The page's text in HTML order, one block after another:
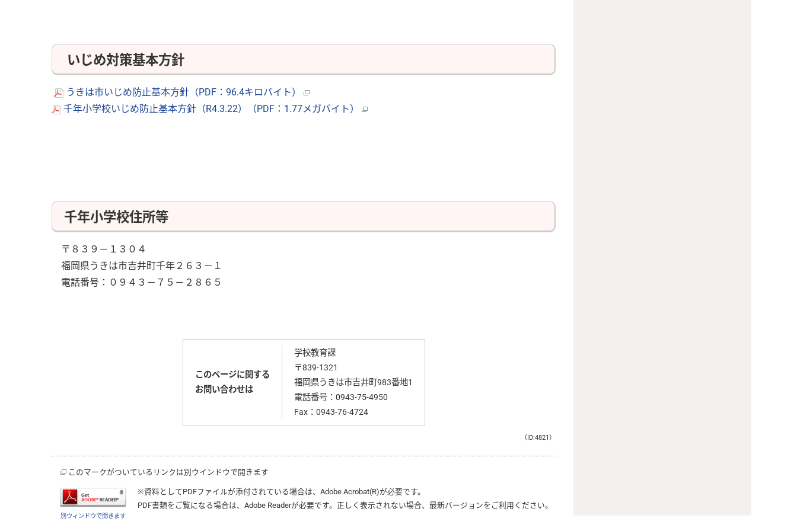
いじめ対策基本方針
うきは市いじめ防止基本方針（PDF：96.4キロバイト）
千年小学校いじめ防止基本方針（R4.3.22）（PDF：1.77メガバイト）
千年小学校住所等
〒８３９－１３０４
福岡県うきは市吉井町千年２６３－１
電話番号：０９４３－７５－２８６５
このページに関する
お問い合わせは
学校教育課
〒839-1321
福岡県うきは市吉井町983番地1
電話番号： 0943-75-4950
Fax：0943-76-4724
（ID:4821）
このマークがついているリンクは別ウインドウで開きます
別ウィンドウで開きます
※資料としてPDFファイルが添付されている場合は、 Adobe Acrobat(R)が必要です。
PDF書類をご覧になる場合は、 Adobe Readerが必要です。正しく表示されない場合、最新バージョンをご利用ください。